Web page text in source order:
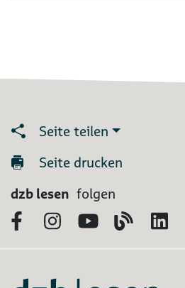
Seite teilen
Seite drucken
dzb lesen folgen
FacebookInstagram
YouTubeBlog